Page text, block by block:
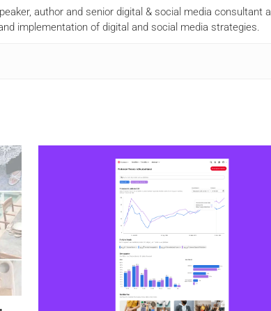
author and senior digital & social media
implementation of digital and social media strategies.